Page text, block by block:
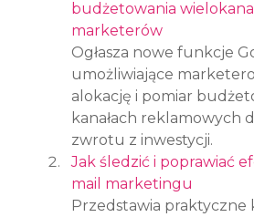
budżetowania
marketerów
Ogłasza nowe funkcje
umożliwiające
alokację i pomiar
kanałach reklamowych
zwrotu z inwestycji.
Jak śledzić i poprawiać
mail marketingu
Przedstawia praktyczne